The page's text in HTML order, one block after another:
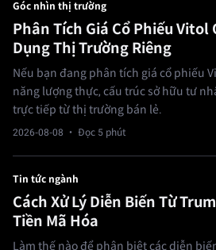
Góc nhìn thị trường
Phân Tích Giá Cổ Phiếu Vitol
Dụng Thị Trường Riêng
Nếu bạn đang phân tích giá cổ phiếu
năng lượng thực, cấu trúc sở hữu tư
trực tiếp từ thị trường bán lẻ.
2026-08-08 · Đọc 5 phút
Tin tức ngành
Cách Xử Lý Diễn Biến Từ
Tiền Mã Hóa
Làm thế nào để phân biệt các diễn